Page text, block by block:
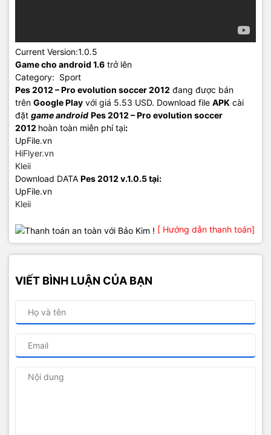
Current Version:1.0.5
Game cho android 1.6 trở lên
Category: Sport
Pes 2012 – Pro evolution soccer 2012 đang được bán
trên Google Play với giá 5.53 USD. Download file APK cài
đặt game android Pes 2012 – Pro evolution soccer
2012 hoàn toàn miễn phí tại:
UpFile.vn
HiFlyer.vn
Kleii
Download DATA Pes 2012 v.1.0.5 tại:
UpFile.vn
Kleii
[ Hướng dẫn thanh toán]
VIẾT BÌNH LUẬN CỦA BẠN